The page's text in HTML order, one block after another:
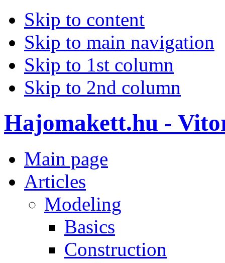
Skip to content
Skip to main navigation
Skip to 1st column
Skip to 2nd column
Hajomakett.hu -
Main page
Articles
Modeling
Basics
Construction